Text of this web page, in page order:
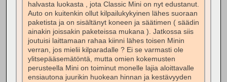
halvasta luokasta , jota Classic Mini on nyt edustanut.
Auto on kuitenkin ollut kilpailukykyinen lähes suoraan
paketista ja on sisältänyt koneen ja säätimen ( säädin
ainakin joissakin paketeissa mukana ). Jatkossa siis
joutuisi laittamaan rahaa kiinni lähes toisen Minin
verran, jos mielii kilparadalle ? Ei se varmasti ole
ylitsepääsemätöntä, mutta omien kokemusten
perusteella Mini on toiminut monelle lajia aloittavalle
ensiautona juurikin huokean hinnan ja kestävyyden